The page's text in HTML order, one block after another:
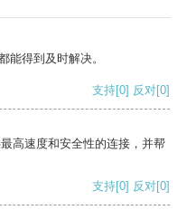
能得到及时解决。
支持[0] 反对[0]
高速度和安全性的连接，并帮
支持[0] 反对[0]